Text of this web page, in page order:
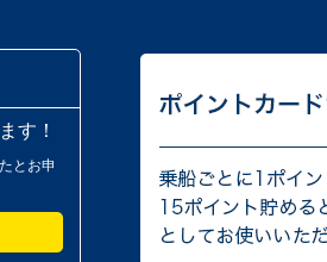
す！
とお申